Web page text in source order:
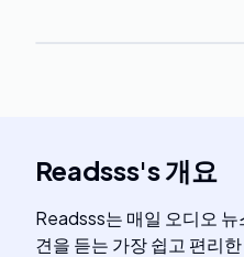
Readsss's개요
Readsss는 매일 오디오
견을 듣는 가장 쉽고 편리